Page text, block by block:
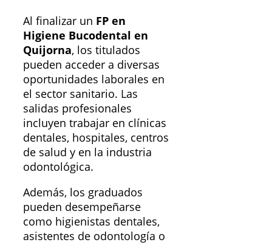
Al finalizar un FP en
Higiene Bucodental en
Quijorna, los titulados
pueden acceder a diversas
oportunidades laborales en
el sector sanitario. Las
salidas profesionales
incluyen trabajar en clínicas
dentales, hospitales, centros
de salud y en la industria
odontológica.
Además, los graduados
pueden desempeñarse
como higienistas dentales,
asistentes de odontología o